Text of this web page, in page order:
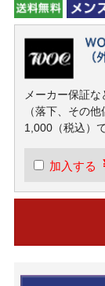
メーカー保証
（落下、その
1,000（税込）
加入する